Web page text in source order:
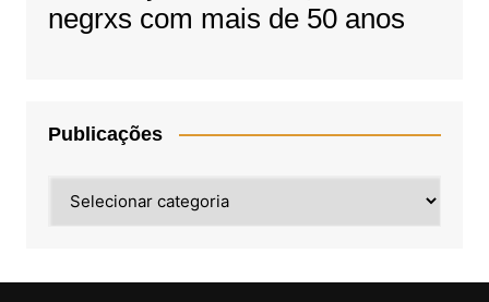
negrxs com mais de 50 anos
Publicações